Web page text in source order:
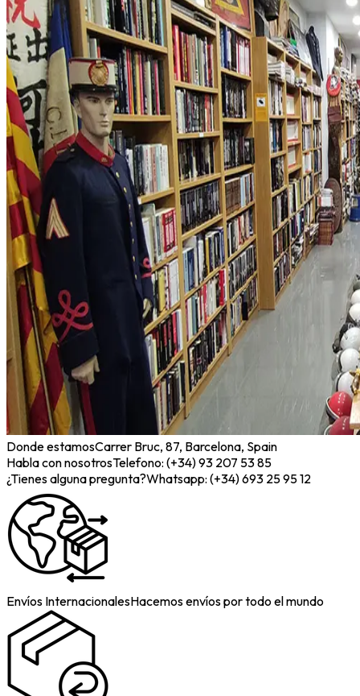
Donde estamosCarrer Bruc, 87, Barcelona, Spain
Habla con nosotrosTelefono: (+34) 93 207 53 85
¿Tienes alguna pregunta?Whatsapp: (+34) 693 25 95 12
Envíos InternacionalesHacemos envíos por todo el mundo